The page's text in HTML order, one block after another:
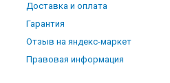
Доставка и оплата
Гарантия
Отзыв на яндекс-маркет
Правовая информация